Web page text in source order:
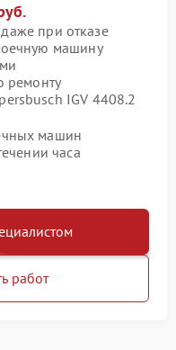
даже при отказе
машину
ремонту
IGV 4408.2
машин
часа
работ